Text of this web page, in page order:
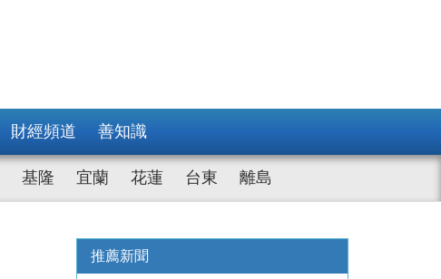
財經頻道 善知識
基隆 宜蘭 花蓮 台東 離島
推薦新聞